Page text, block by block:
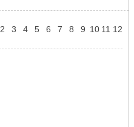
2 3 4 5 6 7 8 9 10 11 12